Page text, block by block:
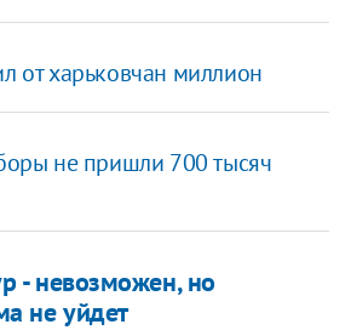
от харьковчан миллион
не пришли 700 тысяч
- невозможен, но
не уйдет